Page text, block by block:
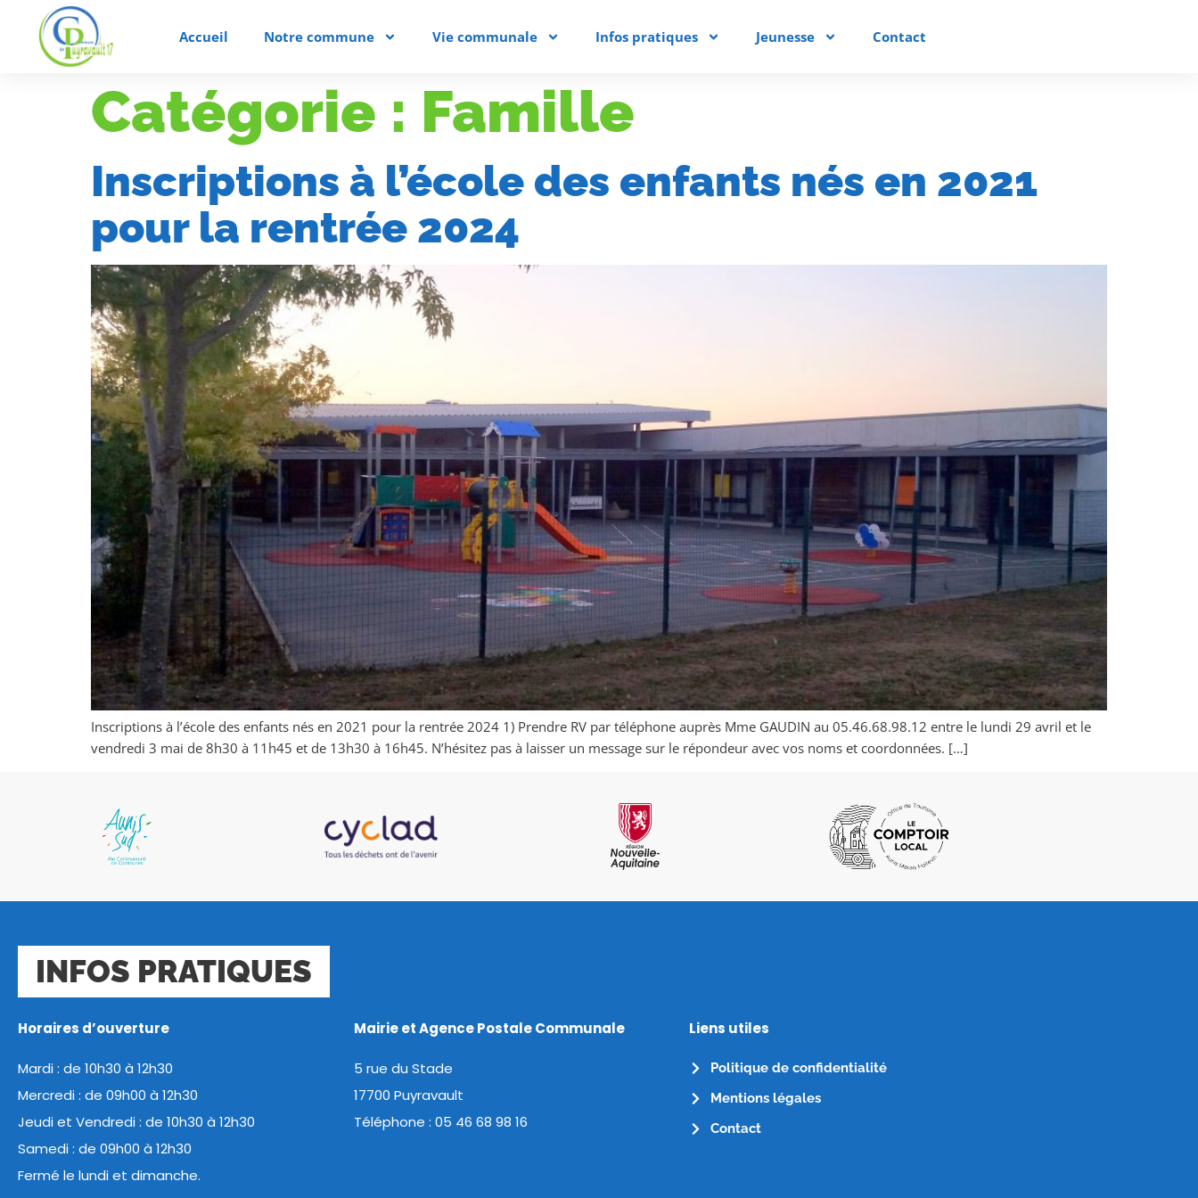
Accueil Notre commune Vie communale Infos pratiques Jeunesse Contact
Catégorie : Famille
Inscriptions à l’école des enfants nés en 2021
pour la rentrée 2024
Inscriptions à l’école des enfants nés en 2021 pour la rentrée 2024 1) Prendre RV par téléphone auprès Mme GAUDIN au 05.46.68.98.12 entre le lundi 29 avril et le
vendredi 3 mai de 8h30 à 11h45 et de 13h30 à 16h45. N’hésitez pas à laisser un message sur le répondeur avec vos noms et coordonnées. […]
INFOS PRATIQUES
Horaires d’ouverture
Mardi : de 10h30 à 12h30
Mercredi : de 09h00 à 12h30
Jeudi et Vendredi : de 10h30 à 12h30
Samedi : de 09h00 à 12h30
Fermé le lundi et dimanche.
Mairie et Agence Postale Communale
5 rue du Stade
17700 Puyravault
Téléphone : 05 46 68 98 16
Liens utiles
Politique de confidentialité
Mentions légales
Contact